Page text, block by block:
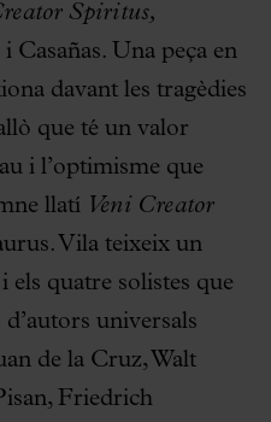
Spiritus,
Casañas. Una peça en
davant les tragèdies
que té un valor
i l’optimisme que
llatí Veni Creator
Vila teixeix un
els quatre solistes que
universals
de la Cruz, Walt
Friedrich